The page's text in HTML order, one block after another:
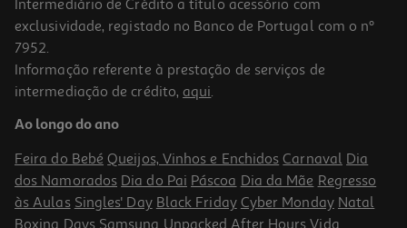
Intermediário de Crédito a título acessório com
exclusividade, registado no Banco de Portugal com o nº
7952.
Informação referente à prestação de serviços de
intermediação de crédito, aqui.
Ao longo do ano
Feira do Bebé Queijos, Vinhos e Enchidos Carnaval Dia
dos Namorados Dia do Pai Páscoa Dia da Mãe Regresso
às Aulas Singles' Day Black Friday Cyber Monday Natal
Boxing Days Samsung Unpacked After Hours Vida